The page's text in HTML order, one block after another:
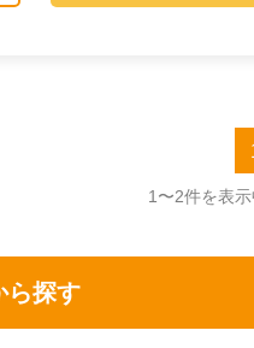
1〜2件を表示
ら探す